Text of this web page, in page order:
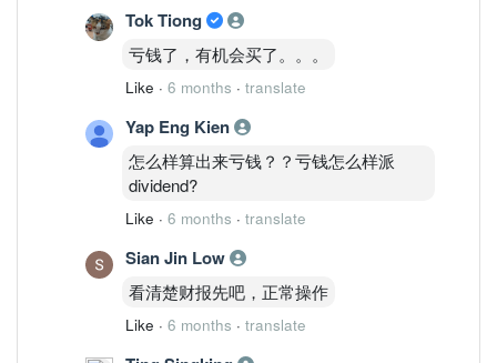
Tok Tiong
亏钱了，有机会买了。。。
Like · 6 months · translate
Yap Eng Kien
怎么样算出来亏钱？？亏钱怎么样派
dividend?
Like · 6 months · translate
Sian Jin Low
看清楚财报先吧，正常操作
Like · 6 months · translate